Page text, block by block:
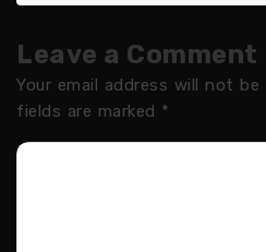
Leave a Comment
Your email address will not be
fields are marked *